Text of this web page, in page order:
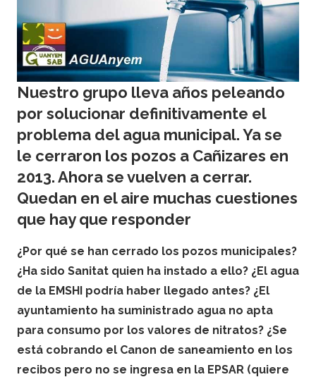
Nuestro grupo lleva años peleando
por solucionar definitivamente el
problema del agua municipal. Ya se
le cerraron los pozos a Cañizares en
2013. Ahora se vuelven a cerrar.
Quedan en el aire muchas cuestiones
que hay que responder
¿Por qué se han cerrado los pozos municipales?
¿Ha sido Sanitat quien ha instado a ello? ¿El agua
de la EMSHI podría haber llegado antes? ¿El
ayuntamiento ha suministrado agua no apta
para consumo por los valores de nitratos? ¿Se
está cobrando el Canon de saneamiento en los
recibos pero no se ingresa en la EPSAR (quiere